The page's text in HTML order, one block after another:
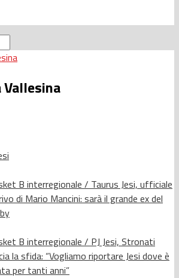
B interregionale / Taurus Jesi, ufficiale
di Mario Mancini: sarà il grande ex del
B interregionale / PJ Jesi, Stronati
la sfida: “Vogliamo riportare Jesi dove è
per tanti anni”